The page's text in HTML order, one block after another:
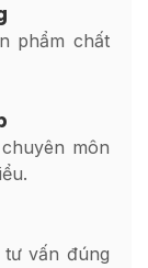
phẩm chất
môn
vấn đúng